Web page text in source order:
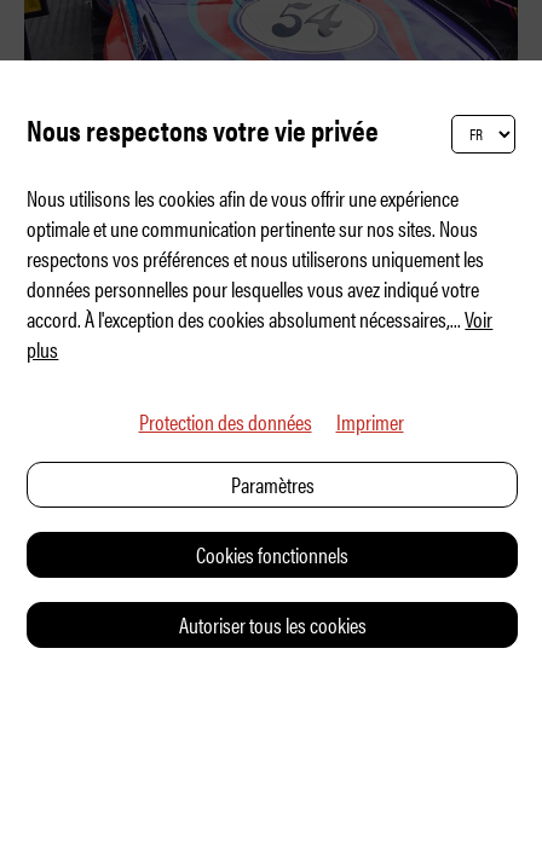
La BMW CSL 3,5 remporte la finale DACH
Nous respectons votre vie privée
Nous utilisons les cookies afin de vous offrir une expérience
optimale et une communication pertinente sur nos sites. Nous
respectons vos préférences et nous utiliserons uniquement les
données personnelles pour lesquelles vous avez indiqué votre
accord. À l'exception des cookies absolument nécessaires,...Voir
plus
Protection des données Imprimer
Paramètres
Cookies fonctionnels
Autoriser tous les cookies